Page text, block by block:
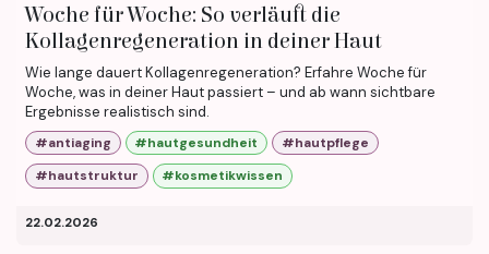
Woche für Woche: So verläuft die
Kollagenregeneration in deiner Haut
Wie lange dauert Kollagenregeneration? Erfahre Woche für
Woche, was in deiner Haut passiert – und ab wann sichtbare
Ergebnisse realistisch sind.
#antiaging #hautgesundheit
#hautpflege
#hautstruktur
#kosmetikwissen
22.02.2026